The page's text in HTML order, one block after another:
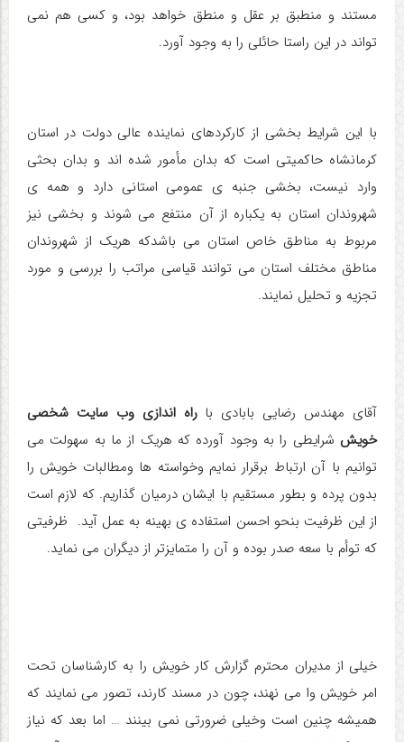
مستند و منطبق بر عقل و منطق خواهد بود، و کسی هم نمی
تواند در این راستا حائلی را به وجود آورد.
با این شرایط بخشی از کارکردهای نماینده عالی دولت در استان
کرمانشاه حاکمیتی است که بدان مأمور شده اند و بدان بحثی
وارد نیست، بخشی جنبه ی عمومی استانی دارد و همه ی
شهروندان استان به یکباره از آن منتفع می شوند و بخشی نیز
مربوط به مناطق خاص استان می باشدکه هریک از شهروندان
مناطق مختلف استان می توانند قیاسی مراتب را بررسی و مورد
تجزیه و تحلیل نمایند.
آقای مهندس رضایی بابادی باراه اندازی وب سایت شخصی
خویش شرایطی را به وجود آورده که هریک از ما به سهولت می
توانیم با آن ارتباط برقرار نمایم وخواسته ها ومطالبات خویش را
بدون پرده و بطور مستقیم با ایشان درمیان گذاریم. که لازم است
از این ظرفیت بنحو احسن استفاده ی بهینه به عمل آید. ظرفیتی
که توأم با سعه صدر بوده و آن را متمایزتر از دیگران می نماید.
خیلی از مدیران محترم گزارش کار خویش را به کارشناسان تحت
امر خویش وا می نهند، چون در مسند کارند، تصور می نمایند که
همیشه چنین است وخیلی ضرورتی نمی بینند … اما بعد که نیاز